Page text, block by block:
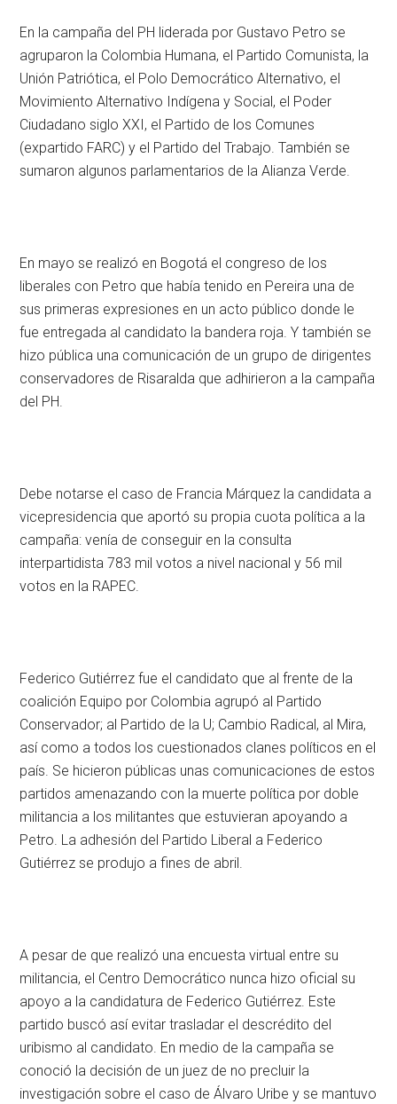
En la campaña del PH liderada por Gustavo Petro se
agruparon la Colombia Humana, el Partido Comunista, la
Unión Patriótica, el Polo Democrático Alternativo, el
Movimiento Alternativo Indígena y Social, el Poder
Ciudadano siglo XXI, el Partido de los Comunes
(expartido FARC) y el Partido del Trabajo. También se
sumaron algunos parlamentarios de la Alianza Verde.
En mayo se realizó en Bogotá el congreso de los
liberales con Petro que había tenido en Pereira una de
sus primeras expresiones en un acto público donde le
fue entregada al candidato la bandera roja. Y también se
hizo pública una comunicación de un grupo de dirigentes
conservadores de Risaralda que adhirieron a la campaña
del PH.
Debe notarse el caso de Francia Márquez la candidata a
vicepresidencia que aportó su propia cuota política a la
campaña: venía de conseguir en la consulta
interpartidista 783 mil votos a nivel nacional y 56 mil
votos en la RAPEC.
Federico Gutiérrez fue el candidato que al frente de la
coalición Equipo por Colombia agrupó al Partido
Conservador; al Partido de la U; Cambio Radical, al Mira,
así como a todos los cuestionados clanes políticos en el
país. Se hicieron públicas unas comunicaciones de estos
partidos amenazando con la muerte política por doble
militancia a los militantes que estuvieran apoyando a
Petro. La adhesión del Partido Liberal a Federico
Gutiérrez se produjo a fines de abril.
A pesar de que realizó una encuesta virtual entre su
militancia, el Centro Democrático nunca hizo oficial su
apoyo a la candidatura de Federico Gutiérrez. Este
partido buscó así evitar trasladar el descrédito del
uribismo al candidato. En medio de la campaña se
conoció la decisión de un juez de no precluir la
investigación sobre el caso de Álvaro Uribe y se mantuvo